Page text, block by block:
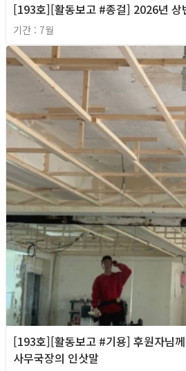
[193호][활동보고 #종걸] 2026년 상
기간 : 7월
[193호][활동보고 #기용] 후원자님
사무국장의 인삿말